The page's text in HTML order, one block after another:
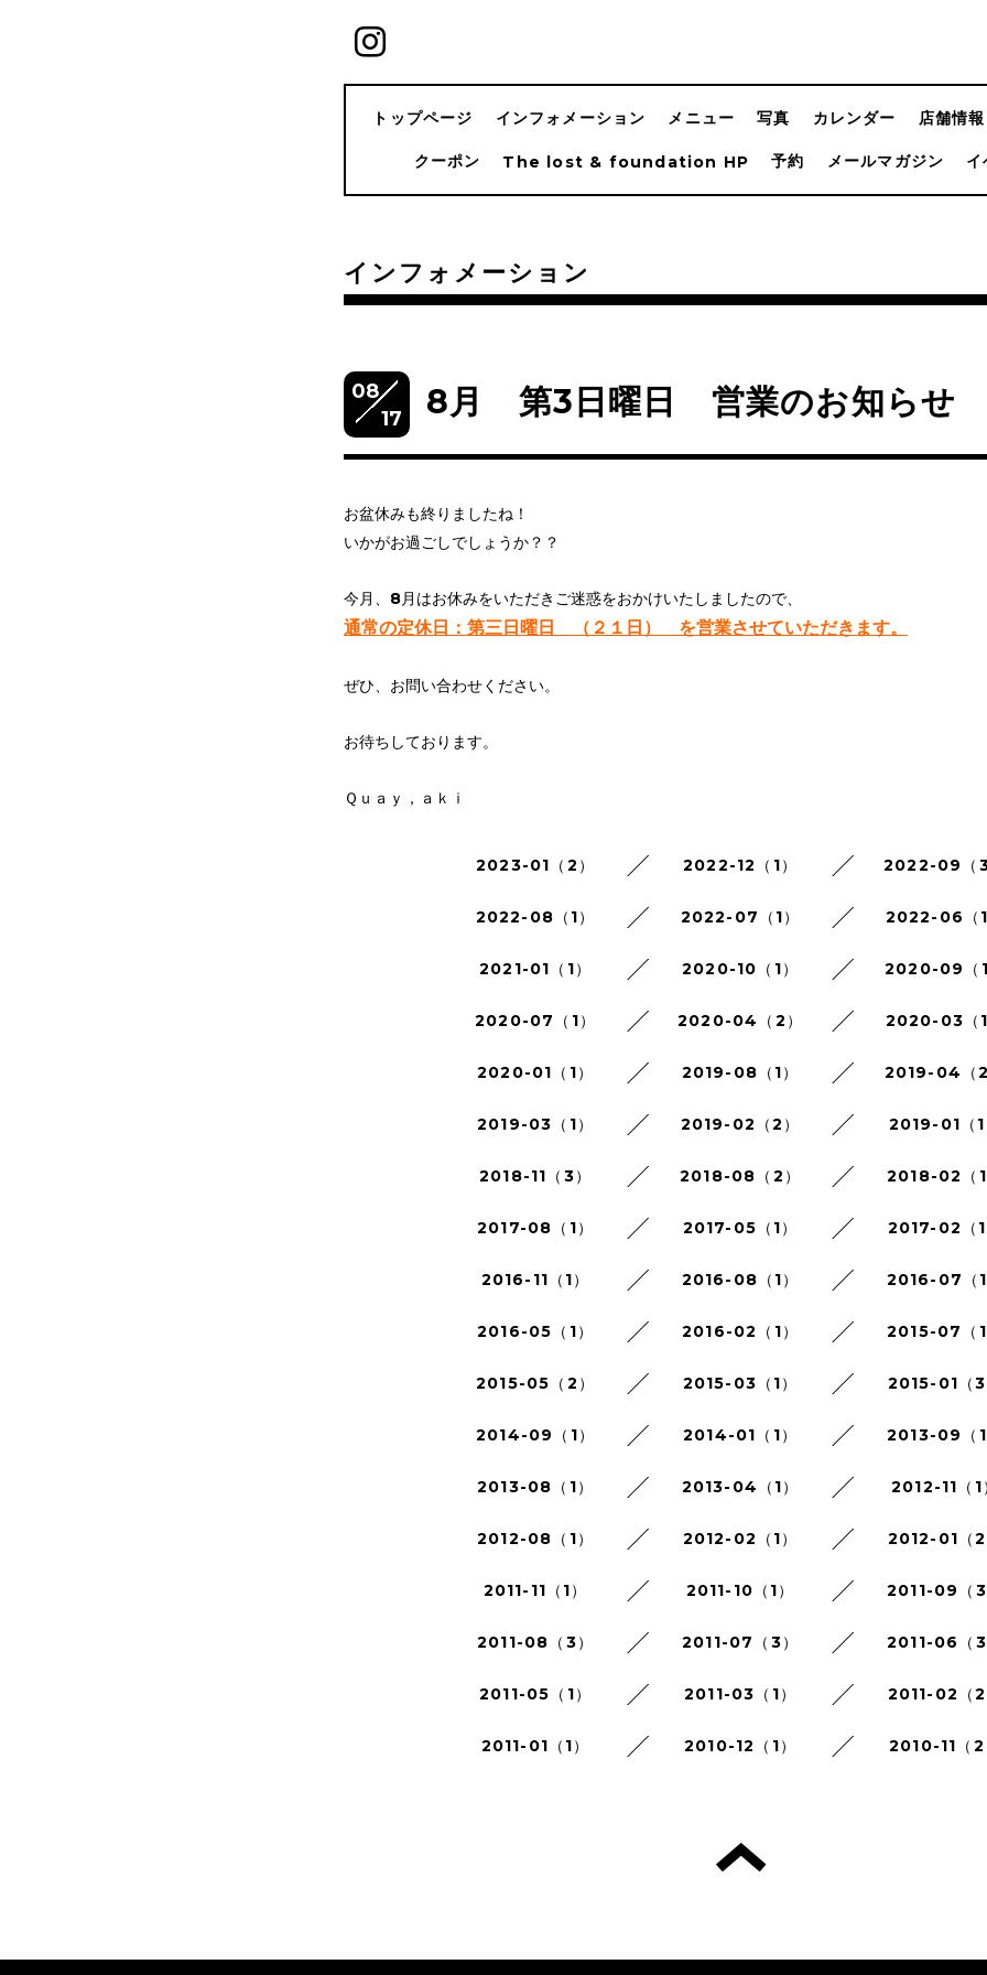
トップページ インフォメーション メニュー 写真 カレンダー 店舗情報
クーポン The lost & foundation HP 予約 メールマガジン イ
インフォメーション
08
17
8月 第3日曜日 営業のお知らせ
お盆休みも終りましたね！
いかがお過ごしでしょうか？？
今月、8月はお休みをいただきご迷惑をおかけいたしましたので、
通常の定休日：第三日曜日 （２１日） を営業させていただきます。
ぜひ、お問い合わせください。
お待ちしております。
Ｑｕａｙ，ａｋｉ
2023-01（2） 2022-12（1） 2022-09（3
2022-08（1） 2022-07（1） 2022-06（1
2021-01（1） 2020-10（1） 2020-09（1
2020-07（1） 2020-04（2） 2020-03（1
2020-01（1） 2019-08（1） 2019-04（2
2019-03（1） 2019-02（2） 2019-01（1
2018-11（3） 2018-08（2） 2018-02（1
2017-08（1） 2017-05（1） 2017-02（1
2016-11（1） 2016-08（1） 2016-07（1
2016-05（1） 2016-02（1） 2015-07（1
2015-05（2） 2015-03（1） 2015-01（3
2014-09（1） 2014-01（1） 2013-09（1
2013-08（1） 2013-04（1） 2012-11（1
2012-08（1） 2012-02（1） 2012-01（2
2011-11（1） 2011-10（1） 2011-09（3
2011-08（3） 2011-07（3） 2011-06（3
2011-05（1） 2011-03（1） 2011-02（2
2011-01（1） 2010-12（1） 2010-11（2